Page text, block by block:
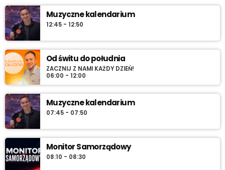
Muzyczne kalendarium
12:45 - 12:50
Od świtu do południa
ZACZNIJ Z NAMI KAŻDY DZIEŃ!
06:00 - 12:00
Muzyczne kalendarium
07:45 - 07:50
Monitor Samorządowy
08:10 - 08:30